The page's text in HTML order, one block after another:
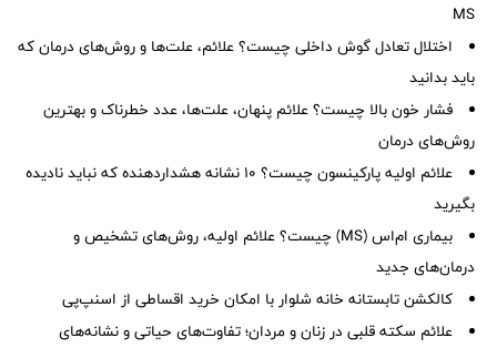
MS
اختلال تعادل گوش داخلی چیست؟ علائم، علت‌ها و روش‌های درمان که
باید بدانید
فشار خون بالا چیست؟ علائم پنهان، علت‌ها، عدد خطرناک و بهترین
روش‌های درمان
علائم اولیه پارکینسون چیست؟ ۱۰ نشانه هشداردهنده که نباید نادیده
بگیرید
بیماری ام‌اس (MS) چیست؟ علائم اولیه، روش‌های تشخیص و
درمان‌های جدید
کالکشن تابستانه خانه شلوار با امکان خرید اقساطی از اسنپ‌پی
علائم سکته قلبی در زنان و مردان؛ تفاوت‌های حیاتی و نشانه‌های